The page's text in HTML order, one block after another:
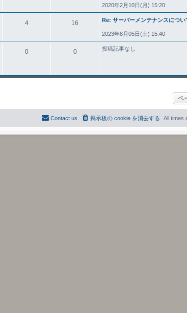
2020年2月10日(月) 15:20
4 16 Re: サーバーメンテナンスについ
2023年8月05日(土) 15:40
0 0 投稿記事なし
ペ
All times
掲示板の cookie を消去する
Contact us